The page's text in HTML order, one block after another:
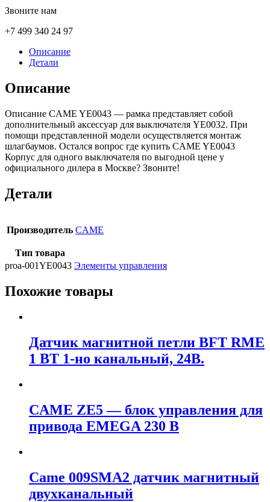
Звоните нам
+7 499 340 24 97
Описание
Детали
Описание
Описание CAME YE0043 — рамка представляет собой
дополнительный аксессуар для выключателя YE0032. При
помощи представленной модели осуществляется монтаж
шлагбаумов. Остался вопрос где купить CAME YE0043
Корпус для одного выключателя по выгодной цене у
официального дилера в Москве? Звоните!
Детали
Производитель CAME
Тип товара
proa-001YE0043 Элементы управления
Похожие товары
Датчик магнитной петли BFT RME
1 BT 1-но канальный, 24В.
CAME ZE5 — блок управления для
привода EMEGA 230 В
Came 009SMA2 датчик магнитный
двухканальный